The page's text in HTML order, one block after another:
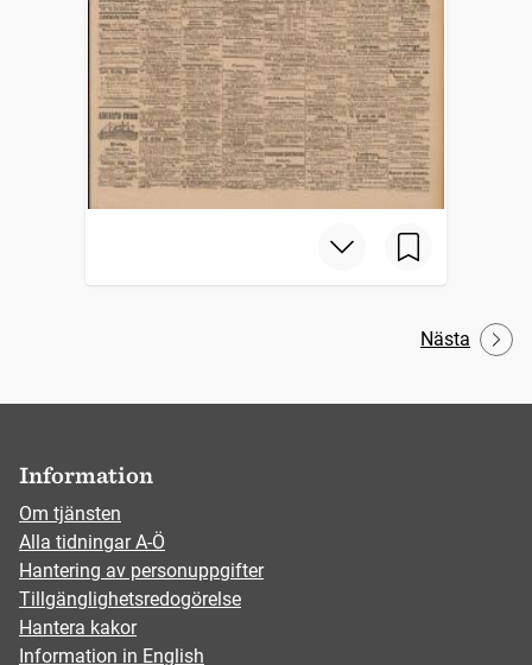
Nästa
Information
Om tjänsten
Alla tidningar A-Ö
Hantering av personuppgifter
Tillgänglighetsredogörelse
Hantera kakor
Information in English